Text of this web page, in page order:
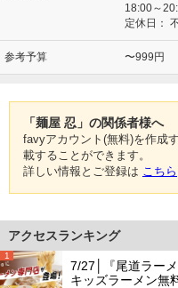
18:00～
定休日：
参考予算 〜999円
「麺屋 忍」の関係者様へ
favyアカウント(無料)を作成
載することができます。
詳しい情報とご登録は こちら
アクセスランキング
1
7/27│『尾道ラー
キッズラーメン無